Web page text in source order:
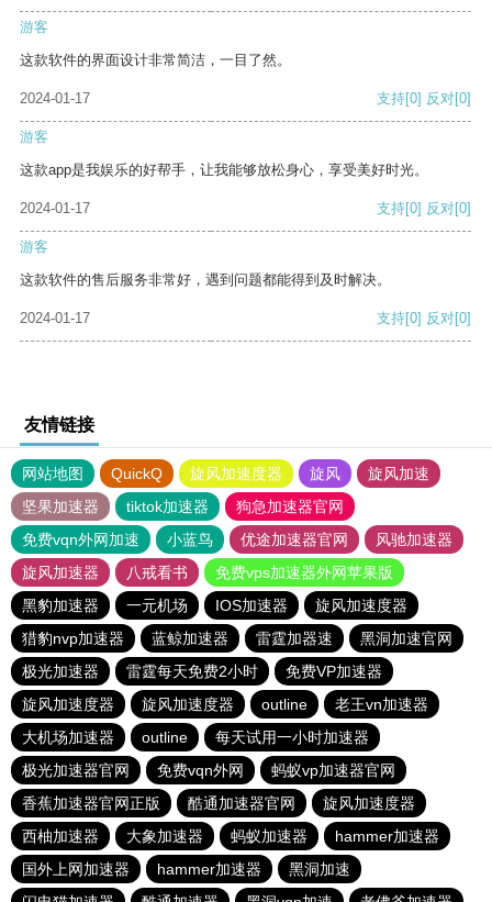
游客
这款软件的界面设计非常简洁，一目了然。
2024-01-17 支持[0] 反对[0]
游客
这款app是我娱乐的好帮手，让我能够放松身心，享受美好时光。
2024-01-17 支持[0] 反对[0]
游客
这款软件的售后服务非常好，遇到问题都能得到及时解决。
2024-01-17 支持[0] 反对[0]
友情链接
网站地图 QuickQ 旋风加速度器 旋风
旋风加速
坚果加速器
tiktok加速器
狗急加速器官网
免费vqn外网加速
小蓝鸟 优途加速器官网
风驰加速器
旋风加速器
八戒看书
免费vps加速器外网苹果版
黑豹加速器
一元机场 IOS加速器
旋风加速度器
猎豹nvp加速器
蓝鲸加速器 雷霆加器速
黑洞加速官网
极光加速器
雷霆每天免费2小时
免费VP加速器
旋风加速度器
旋风加速度器 outline
老王vn加速器
大机场加速器
outline
每天试用一小时加速器
极光加速器官网
免费vqn外网
蚂蚁vp加速器官网
香蕉加速器官网正版
酷通加速器官网
旋风加速度器
西柚加速器
大象加速器 蚂蚁加速器
hammer加速器
国外上网加速器
hammer加速器
黑洞加速